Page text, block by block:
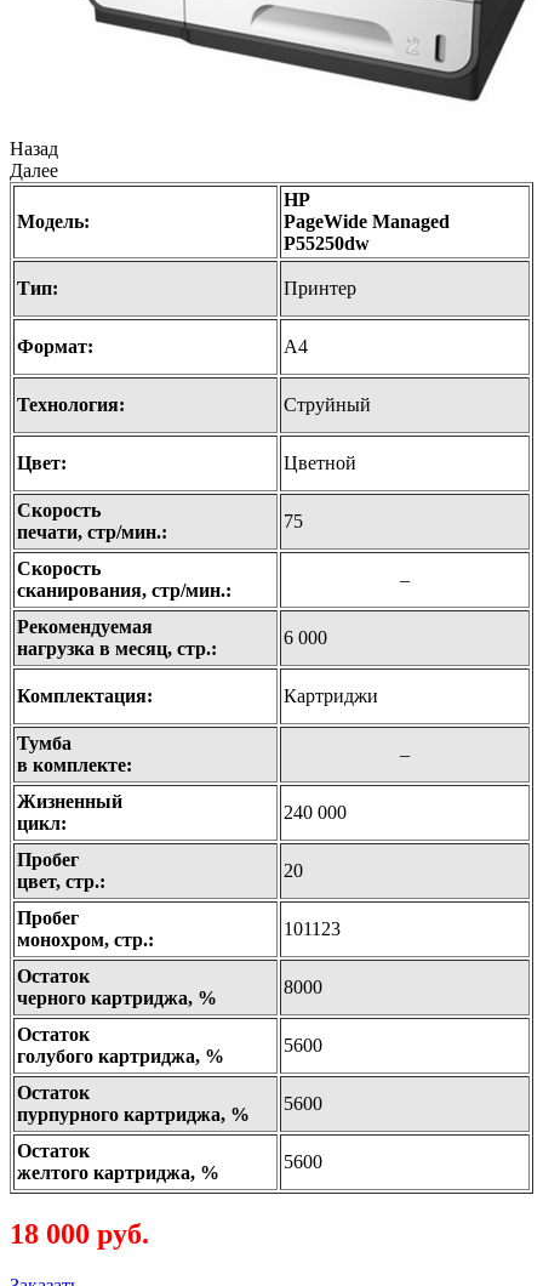
Назад
Далее
Модель:
HP
PageWide Managed
P55250dw
Тип: Принтер
Формат: А4
Технология: Струйный
Цвет: Цветной
Скорость
печати, стр/мин.:
75
Скорость
сканирования, стр/мин.:
–
Рекомендуемая
нагрузка в месяц, стр.:
6 000
Комплектация: Картриджи
Тумба
в комплекте:
–
Жизненный
цикл:
240 000
Пробег
цвет, стр.:
20
Пробег
монохром, стр.:
101123
Остаток
черного картриджа, %
8000
Остаток
голубого картриджа, %
5600
Остаток
пурпурного картриджа, %
5600
Остаток
желтого картриджа, %
5600
18 000 руб.